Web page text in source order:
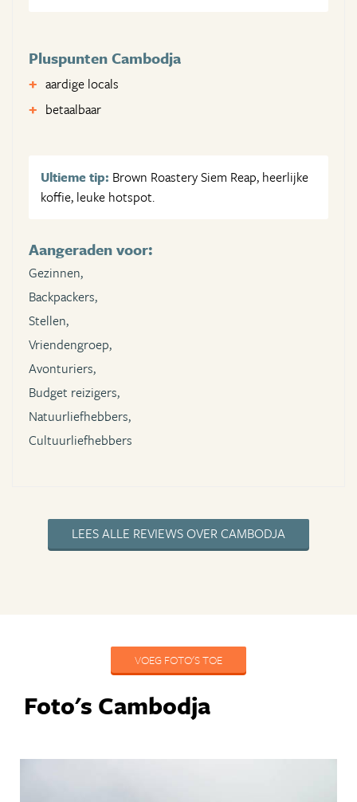
Pluspunten Cambodja
aardige locals
betaalbaar
Ultieme tip: Brown Roastery Siem Reap, heerlijke
koffie, leuke hotspot.
Aangeraden voor:
Gezinnen,
Backpackers,
Stellen,
Vriendengroep,
Avonturiers,
Budget reizigers,
Natuurliefhebbers,
Cultuurliefhebbers
LEES ALLE REVIEWS OVER CAMBODJA
VOEG FOTO'S TOE
Foto's Cambodja